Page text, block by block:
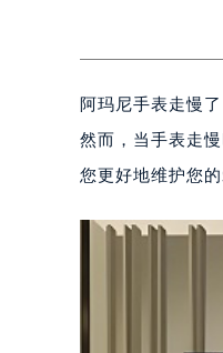
阿玛尼手表走慢
然而，当手表走
您更好地维护您的